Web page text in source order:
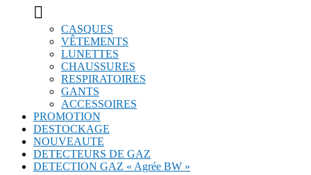

CASQUES
VÊTEMENTS
LUNETTES
CHAUSSURES
RESPIRATOIRES
GANTS
ACCESSOIRES
PROMOTION
DESTOCKAGE
NOUVEAUTE
DETECTEURS DE GAZ
DETECTION GAZ « Agrée BW »